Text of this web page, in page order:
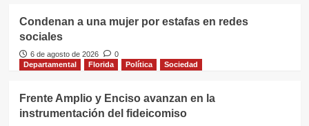
Condenan a una mujer por estafas en redes
sociales
6 de agosto de 2026
0
Departamental
Florida Política Sociedad
Frente Amplio y Enciso avanzan en la
instrumentación del fideicomiso